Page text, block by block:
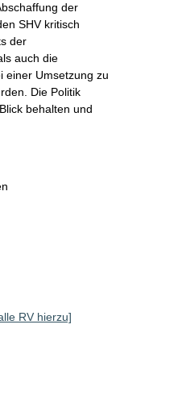
der
SHV kritisch
der
auch die
einer Umsetzung zu
Die Politik
behalten und
RV hierzu]